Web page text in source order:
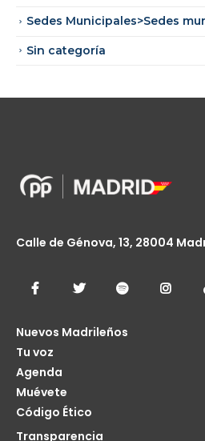
Sedes Municipales>Sedes
Sin categoría
Calle de Génova, 13, 28004
Nuevos Madrileños
Tu voz
Agenda
Muévete
Código Ético
Transparencia